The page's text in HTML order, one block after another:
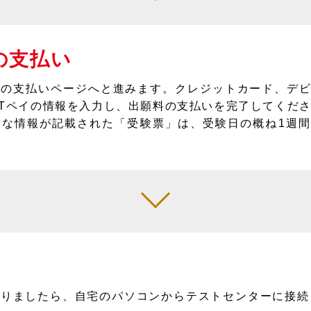
支払い
支払いページへと進みます。クレジットカード、デ
ペイの情報を入力し、出願料の支払いを完了してくだ
情報が記載された「受験票」は、受験日の概ね1週
ましたら、自宅のパソコンからテストセンターに接